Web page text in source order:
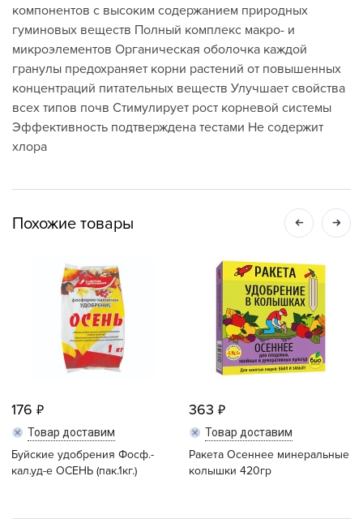
компонентов с высоким содержанием природных
гуминовых веществ Полный комплекс макро- и
микроэлементов Органическая оболочка каждой
гранулы предохраняет корни растений от повышенных
концентраций питательных веществ Улучшает свойства
всех типов почв Стимулирует рост корневой системы
Эффективность подтверждена тестами Не содержит
хлора
Похожие товары
176
Товар доставим
Буйские удобрения Фосф.-
кал.уд-е ОСЕНЬ (пак.1кг.)
363
Товар доставим
Ракета Осеннее минеральные
колышки 420гр